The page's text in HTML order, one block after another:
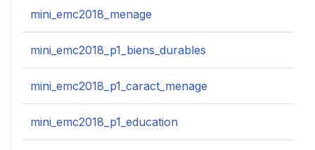
mini_emc2018_menage
mini_emc2018_p1_biens_durables
mini_emc2018_p1_caract_menage
mini_emc2018_p1_education